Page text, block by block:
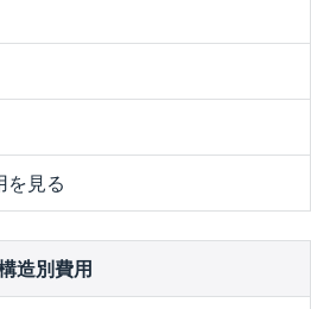
を見る
造別費用